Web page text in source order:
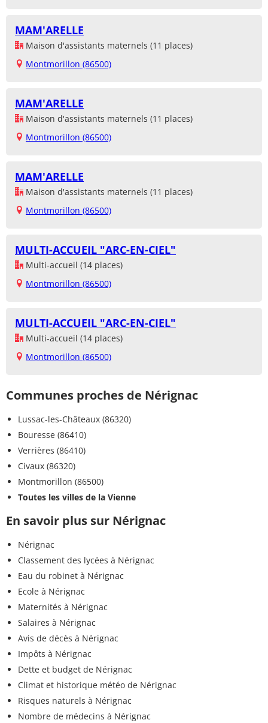
MAM'ARELLE
Maison d'assistants maternels (11 places)
Montmorillon (86500)
MAM'ARELLE
Maison d'assistants maternels (11 places)
Montmorillon (86500)
MAM'ARELLE
Maison d'assistants maternels (11 places)
Montmorillon (86500)
MULTI-ACCUEIL "ARC-EN-CIEL"
Multi-accueil (14 places)
Montmorillon (86500)
MULTI-ACCUEIL "ARC-EN-CIEL"
Multi-accueil (14 places)
Montmorillon (86500)
Communes proches de Nérignac
Lussac-les-Châteaux (86320)
Bouresse (86410)
Verrières (86410)
Civaux (86320)
Montmorillon (86500)
Toutes les villes de la Vienne
En savoir plus sur Nérignac
Nérignac
Classement des lycées à Nérignac
Eau du robinet à Nérignac
Ecole à Nérignac
Maternités à Nérignac
Salaires à Nérignac
Avis de décès à Nérignac
Impôts à Nérignac
Dette et budget de Nérignac
Climat et historique météo de Nérignac
Risques naturels à Nérignac
Nombre de médecins à Nérignac